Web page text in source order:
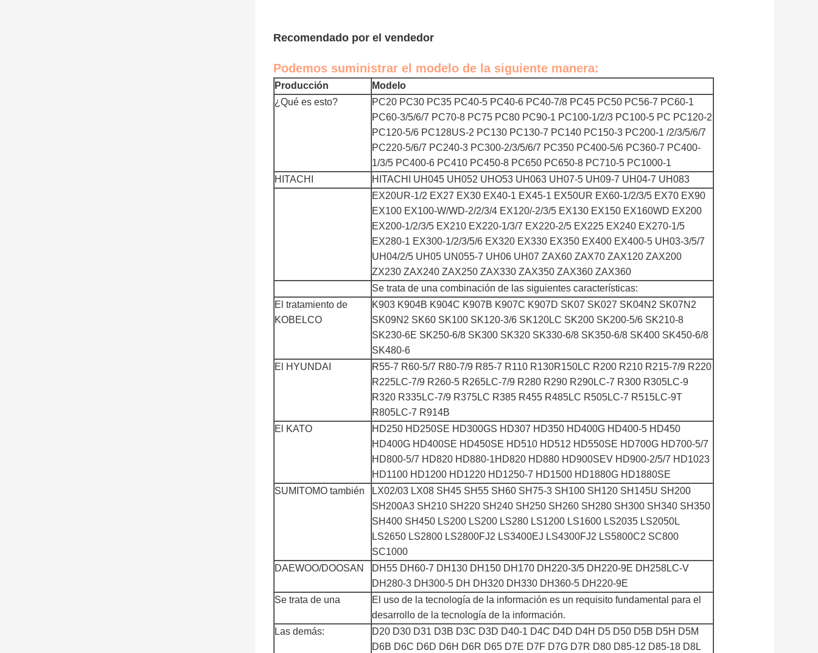
Recomendado por el vendedor
Podemos suministrar el modelo de la siguiente manera:
Producción
Modelo
¿Qué es esto?
PC20 PC30 PC35 PC40-5 PC40-6 PC40-7/8 PC45 PC50 PC56-7 PC60-1
PC60-3/5/6/7 PC70-8 PC75 PC80 PC90-1 PC100-1/2/3 PC100-5 PC PC120-2
PC120-5/6 PC128US-2 PC130 PC130-7 PC140 PC150-3 PC200-1 /2/3/5/6/7
PC220-5/6/7 PC240-3 PC300-2/3/5/6/7 PC350 PC400-5/6 PC360-7 PC400-
1/3/5 PC400-6 PC410 PC450-8 PC650 PC650-8 PC710-5 PC1000-1
HITACHI
HITACHI UH045 UH052 UHO53 UH063 UH07-5 UH09-7 UH04-7 UH083
EX20UR-1/2 EX27 EX30 EX40-1 EX45-1 EX50UR EX60-1/2/3/5 EX70 EX90
EX100 EX100-W/WD-2/2/3/4 EX120/-2/3/5 EX130 EX150 EX160WD EX200
EX200-1/2/3/5 EX210 EX220-1/3/7 EX220-2/5 EX225 EX240 EX270-1/5
EX280-1 EX300-1/2/3/5/6 EX320 EX330 EX350 EX400 EX400-5 UH03-3/5/7
UH04/2/5 UH05 UN055-7 UH06 UH07 ZAX60 ZAX70 ZAX120 ZAX200
ZX230 ZAX240 ZAX250 ZAX330 ZAX350 ZAX360 ZAX360
Se trata de una combinación de las siguientes características:
El tratamiento de
KOBELCO
K903 K904B K904C K907B K907C K907D SK07 SK027 SK04N2 SK07N2
SK09N2 SK60 SK100 SK120-3/6 SK120LC SK200 SK200-5/6 SK210-8
SK230-6E SK250-6/8 SK300 SK320 SK330-6/8 SK350-6/8 SK400 SK450-6/8
SK480-6
El HYUNDAI
R55-7 R60-5/7 R80-7/9 R85-7 R110 R130R150LC R200 R210 R215-7/9 R220
R225LC-7/9 R260-5 R265LC-7/9 R280 R290 R290LC-7 R300 R305LC-9
R320 R335LC-7/9 R375LC R385 R455 R485LC R505LC-7 R515LC-9T
R805LC-7 R914B
El KATO
HD250 HD250SE HD300GS HD307 HD350 HD400G HD400-5 HD450
HD400G HD400SE HD450SE HD510 HD512 HD550SE HD700G HD700-5/7
HD800-5/7 HD820 HD880-1HD820 HD880 HD900SEV HD900-2/5/7 HD1023
HD1100 HD1200 HD1220 HD1250-7 HD1500 HD1880G HD1880SE
SUMITOMO también
LX02/03 LX08 SH45 SH55 SH60 SH75-3 SH100 SH120 SH145U SH200
SH200A3 SH210 SH220 SH240 SH250 SH260 SH280 SH300 SH340 SH350
SH400 SH450 LS200 LS200 LS280 LS1200 LS1600 LS2035 LS2050L
LS2650 LS2800 LS2800FJ2 LS3400EJ LS4300FJ2 LS5800C2 SC800
SC1000
DAEWOO/DOOSAN
DH55 DH60-7 DH130 DH150 DH170 DH220-3/5 DH220-9E DH258LC-V
DH280-3 DH300-5 DH DH320 DH330 DH360-5 DH220-9E
Se trata de una
El uso de la tecnología de la información es un requisito fundamental para el
desarrollo de la tecnología de la información.
Las demás:
D20 D30 D31 D3B D3C D3D D40-1 D4C D4D D4H D5 D50 D5B D5H D5M
D6B D6C D6D D6H D6R D65 D7E D7F D7G D7R D80 D85-12 D85-18 D8L